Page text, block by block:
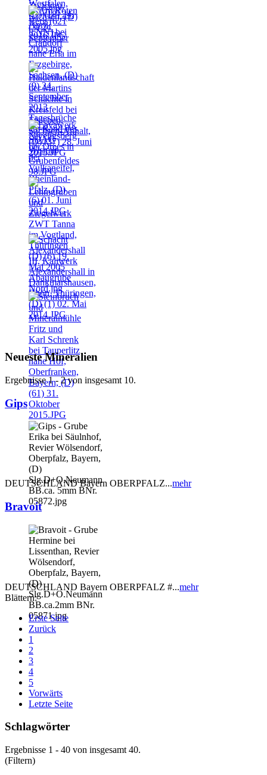
Neueste Mineralien
Ergebnisse 1 - 2 von insgesamt 10.
Gips
DEUTSCHLAND Bayern OBERPFALZ...mehr
Bravoit
DEUTSCHLAND Bayern OBERPFALZ #...mehr
Blättern:
Erste Seite
Zurück
1
2
3
4
5
Vorwärts
Letzte Seite
Schlagwörter
Ergebnisse 1 - 40 von insgesamt 40.
(Filtern)